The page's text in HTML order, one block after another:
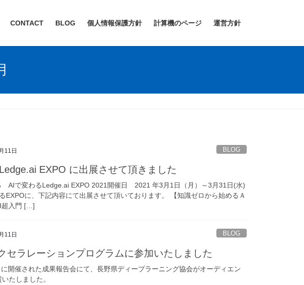
CONTACT BLOG 個人情報保護方針 計算機のページ 運営方針
11日 BLOG
EXPO に出展させて頂きました
AIで変わるLedge.ai EXPO 2021開催日 2021 年3月1日（月）～3月31日(水)
EXPOに、下記内容にて出展させて頂いております。 【知識ゼロから始めるＡ
超入門 […]
11日 BLOG
セラレーションプログラムに参加いたしました
開催された成果報告会にて、長野県ディープラーニング協会がオーディエン
たしました。